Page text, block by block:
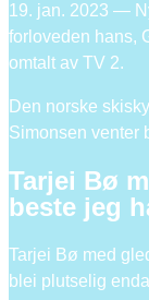
19. jan. 2023 —
forloveden hans,
omtalt av TV 2.
Den norske
Simonsen venter
Tarjei Bø
beste jeg
Tarjei Bø med
blei plutselig